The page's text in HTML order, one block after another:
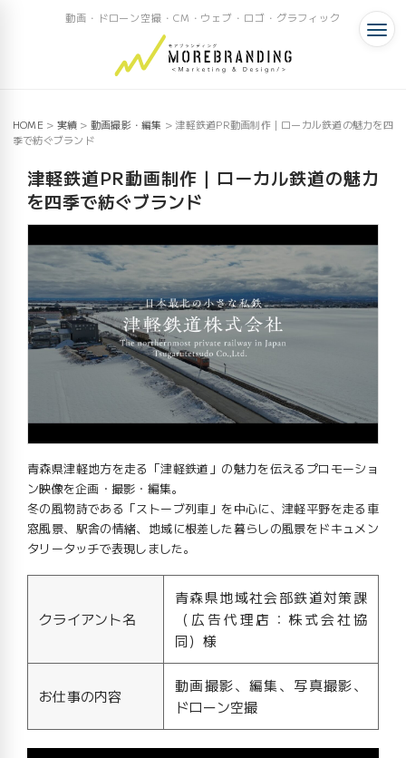
動画・ドローン空撮・CM・ウェブ・ロゴ・グラフィック
HOME > 実績 > 動画撮影・編集 > 津軽鉄道PR動画制作｜ローカル鉄道の魅力を四
季で紡ぐブランド
津軽鉄道PR動画制作｜ローカル鉄道の魅力
を四季で紡ぐブランド
青森県津軽地方を走る「津軽鉄道」の魅力を伝えるプロモーショ
ン映像を企画・撮影・編集。
冬の風物詩である「ストーブ列車」を中心に、津軽平野を走る車
窓風景、駅舎の情緒、地域に根差した暮らしの風景をドキュメン
タリータッチで表現しました。
クライアント名
⻘森県地域社会部鉄道対策課
（広告代理店：株式会社協
同）様
お仕事の内容
動画撮影、編集、写真撮影、
ドローン空撮